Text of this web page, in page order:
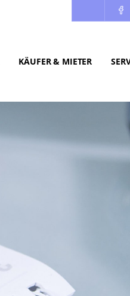
KÄUFER & MIETER